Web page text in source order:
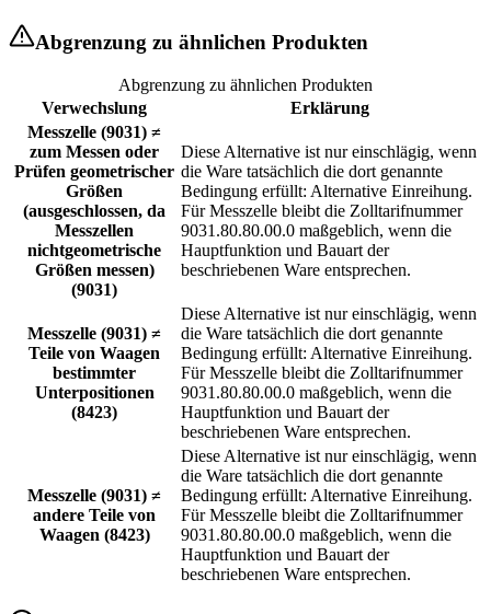
Abgrenzung zu ähnlichen Produkten
Abgrenzung zu ähnlichen Produkten
Verwechslung
Erklärung
Messzelle (9031) ≠
zum Messen oder
Prüfen geometrischer
Größen
(ausgeschlossen, da
Messzellen
nichtgeometrische
Größen messen)
(9031)
Diese Alternative ist nur einschlägig, wenn
die Ware tatsächlich die dort genannte
Bedingung erfüllt: Alternative Einreihung.
Für Messzelle bleibt die Zolltarifnummer
9031.80.80.00.0 maßgeblich, wenn die
Hauptfunktion und Bauart der
beschriebenen Ware entsprechen.
Messzelle (9031) ≠
Teile von Waagen
bestimmter
Unterpositionen
(8423)
Diese Alternative ist nur einschlägig, wenn
die Ware tatsächlich die dort genannte
Bedingung erfüllt: Alternative Einreihung.
Für Messzelle bleibt die Zolltarifnummer
9031.80.80.00.0 maßgeblich, wenn die
Hauptfunktion und Bauart der
beschriebenen Ware entsprechen.
Messzelle (9031) ≠
andere Teile von
Waagen (8423)
Diese Alternative ist nur einschlägig, wenn
die Ware tatsächlich die dort genannte
Bedingung erfüllt: Alternative Einreihung.
Für Messzelle bleibt die Zolltarifnummer
9031.80.80.00.0 maßgeblich, wenn die
Hauptfunktion und Bauart der
beschriebenen Ware entsprechen.